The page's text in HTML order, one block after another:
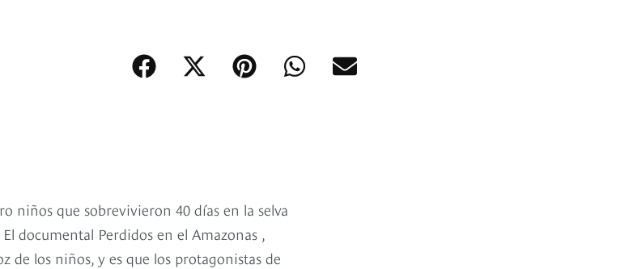
niños que sobrevivieron 40 días en la selva
documental Perdidos en el Amazonas ,
de los niños, y es que los protagonistas de